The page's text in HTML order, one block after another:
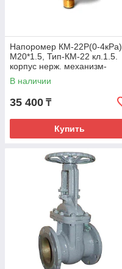
Напоромер КМ-22Р(0-4кРа)
М20*1.5, Тип-КМ-22 кл.1.5.
корпус нерж. механизм-
мд.сплав, чувствит.элемент
В наличии
35 400 ₸
Купить